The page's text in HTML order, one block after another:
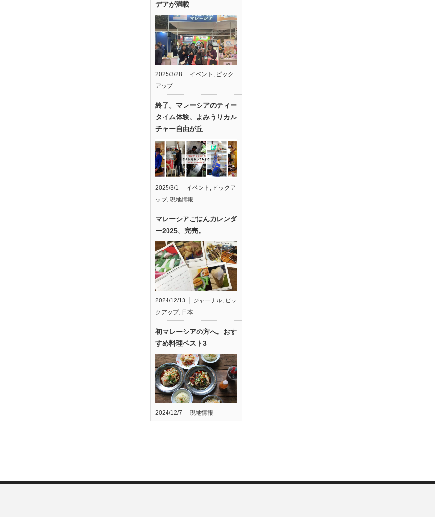
デアが満載
2025/3/28 イベント
ピック
アップ
終了。マレーシアのティー
タイム体験、よみうりカル
チャー自由が丘
2025/3/1 イベント , ピックア
ップ, 現地情報
マレーシアごはんカレンダ
ー2025、完売。
2024/12/13 ジャーナル ピッ
クアップ, 日本
初マレーシアの方へ。おす
すめ料理ベスト3
2024/12/7 現地情報